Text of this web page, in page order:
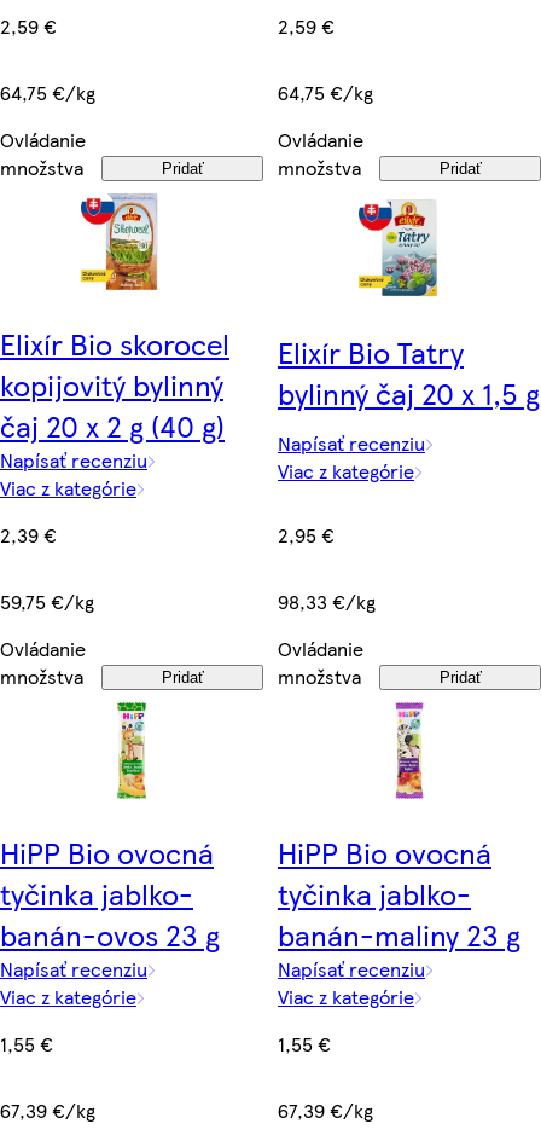
2,59 €
64,75 €/kg
Ovládanie
množstva
Pridať
2,59 €
64,75 €/kg
Ovládanie
množstva
Pridať
Elixír Bio skorocel
kopijovitý bylinný
čaj 20 x 2 g (40 g)
Napísať recenziu
Viac z kategórie
2,39 €
59,75 €/kg
Ovládanie
množstva
Pridať
Elixír Bio Tatry
bylinný čaj 20 x 1,5 g
Napísať recenziu
Viac z kategórie
2,95 €
98,33 €/kg
Ovládanie
množstva
Pridať
HiPP Bio ovocná
tyčinka jablko-
banán-ovos 23 g
Napísať recenziu
Viac z kategórie
1,55 €
67,39 €/kg
HiPP Bio ovocná
tyčinka jablko-
banán-maliny 23 g
Napísať recenziu
Viac z kategórie
1,55 €
67,39 €/kg